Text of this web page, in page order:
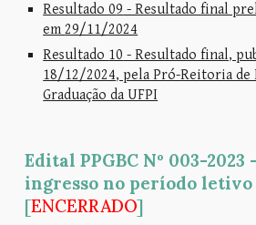
Resultado 09 - Resultado final
em29/11/2024
Resultado 10 - Resultado final,
18/12/2024, pela Pró-Reitoria de
Graduação da UFPI
Edital PPGBC Nº 003-2023
ingresso no período letivo
[ENCERRADO]